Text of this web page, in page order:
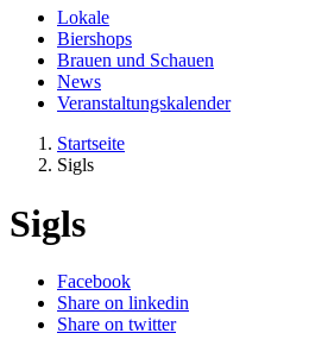
Lokale
Biershops
Brauen und Schauen
News
Veranstaltungskalender
Startseite
Sigls
Sigls
Facebook
Share on linkedin
Share on twitter